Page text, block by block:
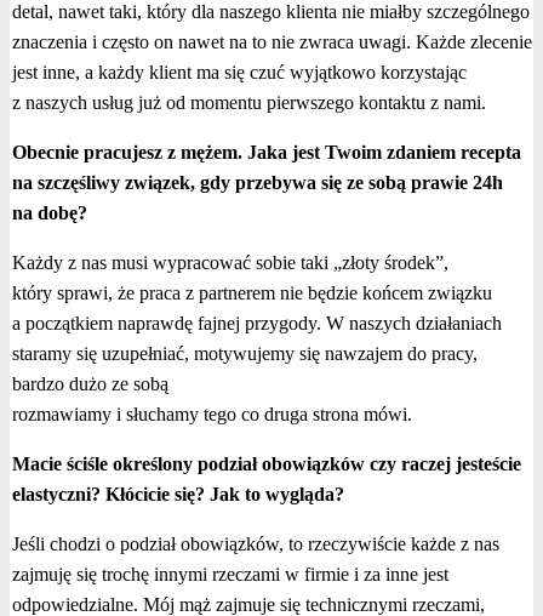
detal, nawet taki, który dla naszego klienta nie miałby szczególnego
znaczenia i często on nawet na to nie zwraca uwagi. Każde zlecenie
jest inne, a każdy klient ma się czuć wyjątkowo korzystając
z naszych usług już od momentu pierwszego kontaktu z nami.
Obecnie pracujesz z mężem. Jaka jest Twoim zdaniem recepta
na szczęśliwy związek, gdy przebywa się ze sobą prawie 24h
na dobę?
Każdy z nas musi wypracować sobie taki „złoty środek”,
który sprawi, że praca z partnerem nie będzie końcem związku
a początkiem naprawdę fajnej przygody. W naszych działaniach
staramy się uzupełniać, motywujemy się nawzajem do pracy,
bardzo dużo ze sobą
rozmawiamy i słuchamy tego co druga strona mówi.
Macie ściśle określony podział obowiązków czy raczej jesteście
elastyczni? Kłócicie się? Jak to wygląda?
Jeśli chodzi o podział obowiązków, to rzeczywiście każde z nas
zajmuję się trochę innymi rzeczami w firmie i za inne jest
odpowiedzialne. Mój mąż zajmuje się technicznymi rzeczami,